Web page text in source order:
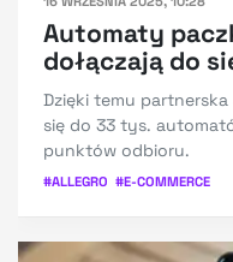
Automaty
dołączają do
Dzięki temu
się do 33 tys.
punktów odbioru.
#ALLEGRO #E-COMMERCE